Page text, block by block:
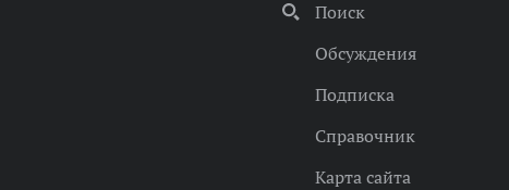
Поиск
Обсуждения
Подписка
Справочник
Карта сайта